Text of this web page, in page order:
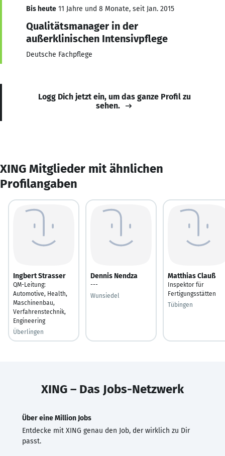
Bis heute 11 Jahre und 8 Monate, seit Jan. 2015
Qualitätsmanager in der
außerklinischen Intensivpflege
Deutsche Fachpflege
Logg Dich jetzt ein, um das ganze Profil zu
sehen.
XING Mitglieder mit ähnlichen
Profilangaben
Ingbert Strasser
QM-Leitung:
Automotive, Health,
Maschinenbau,
Verfahrenstechnik,
Engineering
Überlingen
Dennis Nendza
---
Wunsiedel
Matthias Clauß
Inspektor für
Fertigungsstätten
Tübingen
XING – Das Jobs-Netzwerk
Über eine Million Jobs
Entdecke mit XING genau den Job, der wirklich zu Dir
passt.